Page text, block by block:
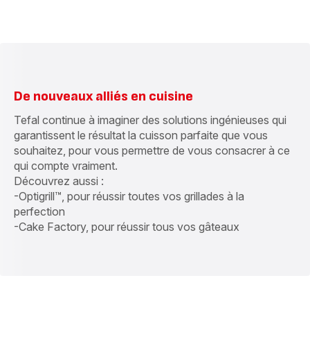
De nouveaux alliés en cuisine
Tefal continue à imaginer des solutions ingénieuses qui
garantissent le résultat la cuisson parfaite que vous
souhaitez, pour vous permettre de vous consacrer à ce
qui compte vraiment.
Découvrez aussi :
-Optigrill™, pour réussir toutes vos grillades à la
perfection
-Cake Factory, pour réussir tous vos gâteaux